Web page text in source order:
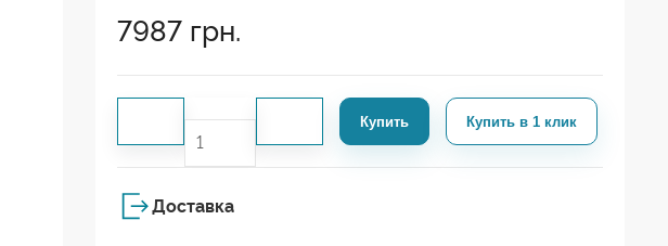
7987 грн.
Купить Купить в 1 клик
Доставка